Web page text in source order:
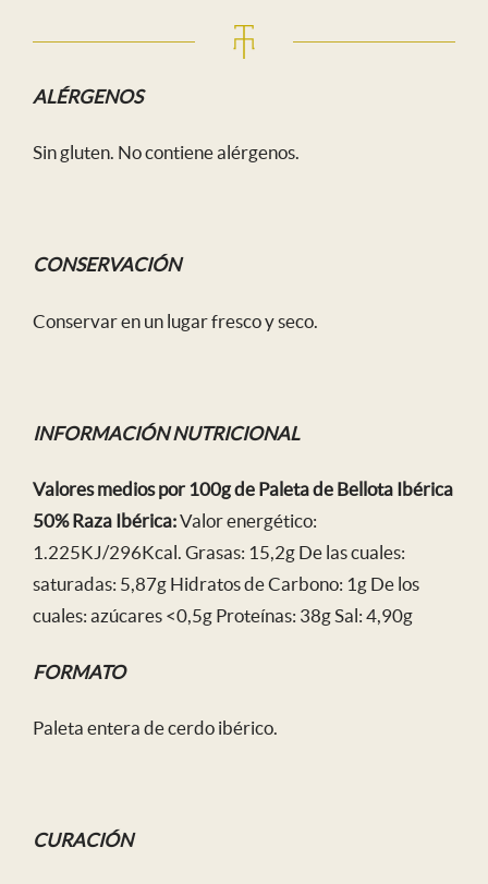
ALÉRGENOS
Sin gluten. No contiene alérgenos.
CONSERVACIÓN
Conservar en un lugar fresco y seco.
INFORMACIÓN NUTRICIONAL
Valores medios por 100g de Paleta de Bellota Ibérica
50% Raza Ibérica:Valor energético:
1.225KJ/296Kcal. Grasas: 15,2g De las cuales:
saturadas: 5,87g Hidratos de Carbono: 1g De los
cuales: azúcares <0,5g Proteínas: 38g Sal: 4,90g
FORMATO
Paleta entera de cerdo ibérico.
CURACIÓN